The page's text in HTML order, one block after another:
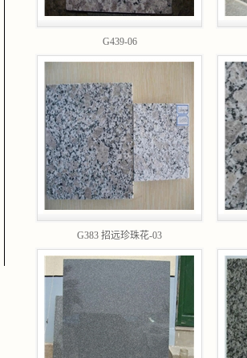
G439-06
G383 招远珍珠花-03